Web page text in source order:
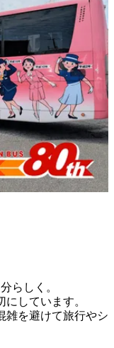
らしく。
しています。
雑を避けて旅行やシ